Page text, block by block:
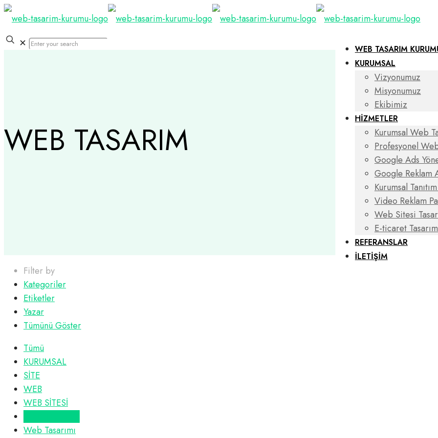
WEB TASARIM
KURUMSAL
Vizyonumuz
Misyonumuz
Ekibimiz
HİZMETLER
Kurumsal Web
Profesyonel
Google Ads
Google Reklam
Kurumsal
Video Reklam
Web Sitesi
E-ticaret
REFERANSLAR
İLETİŞİM
✕
WEB TASARIM
Filter by
Kategoriler
Etiketler
Yazar
Tümünü Göster
Tümü
KURUMSAL
SİTE
WEB
WEB SİTESİ
Web Tasarımı